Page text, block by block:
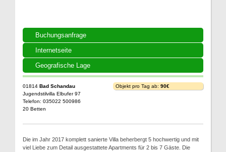
Buchungsanfrage
Internetseite
Geografische Lage
01814 Bad Schandau
Jugendstilvilla Elbufer 97
Telefon: 035022 500986
20 Betten
Objekt pro Tag ab: 90€
Die im Jahr 2017 komplett sanierte Villa beherbergt 5 hochwertig und mit
viel Liebe zum Detail ausgestattete Apartments für 2 bis 7 Gäste. Die